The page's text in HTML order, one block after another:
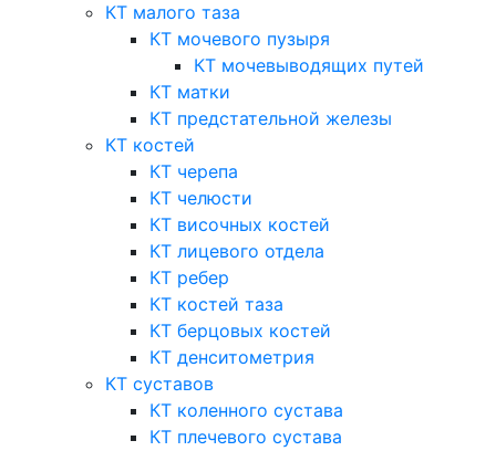
КТ малого таза
КТ мочевого пузыря
КТ мочевыводящих путей
КТ матки
КТ предстательной железы
КТ костей
КТ черепа
КТ челюсти
КТ височных костей
КТ лицевого отдела
КТ ребер
КТ костей таза
КТ берцовых костей
КТ денситометрия
КТ суставов
КТ коленного сустава
КТ плечевого сустава